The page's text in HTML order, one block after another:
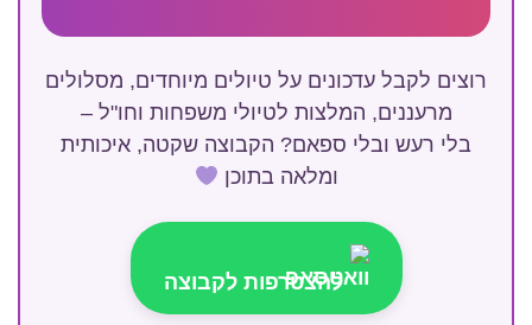
רוצים לקבל עדכונים על טיולים מיוחדים, מסלולים
מרעננים, המלצות לטיולי משפחות וחו"ל –
בלי רעש ובלי ספאם? הקבוצה שקטה, איכותית
ומלאה בתוכן
להצטרפות לקבוצה